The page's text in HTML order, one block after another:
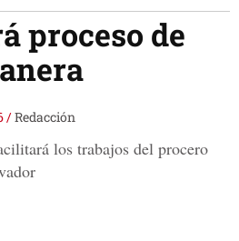
proceso de
/Redacción
los trabajos del procero